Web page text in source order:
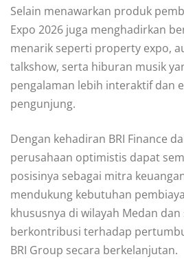
Selain menawarkan produk
Expo 2026 juga menghadirkan
menarik seperti property expo,
talkshow, serta hiburan musik
pengalaman lebih interaktif dan
pengunjung.
Dengan kehadiran BRI Finance
perusahaan optimistis dapat
posisinya sebagai mitra
mendukung kebutuhan
khususnya di wilayah Medan
berkontribusi terhadap
BRI Group secara berkelanjutan.